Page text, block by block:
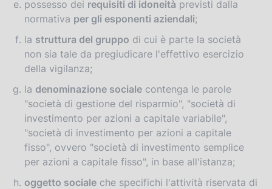
possesso dei requisiti di idoneità previsti dalla
normativa per gli esponenti aziendali;
la struttura del gruppo di cui è parte la società
non sia tale da pregiudicare l'effettivo esercizio
della vigilanza;
la denominazione sociale contenga le parole
"società di gestione del risparmio", "società di
investimento per azioni a capitale variabile",
"società di investimento per azioni a capitale
fisso", ovvero "società di investimento semplice
per azioni a capitale fisso", in base all'istanza;
oggetto sociale che specifichi l'attività riservata di